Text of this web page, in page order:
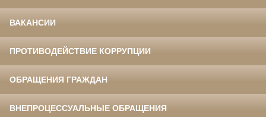
ВАКАНСИИ
ПРОТИВОДЕЙСТВИЕ КОРРУПЦИИ
ОБРАЩЕНИЯ ГРАЖДАН
ВНЕПРОЦЕССУАЛЬНЫЕ ОБРАЩЕНИЯ